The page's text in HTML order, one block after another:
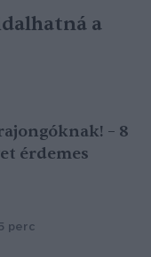
a
– 8
érdemes
perc